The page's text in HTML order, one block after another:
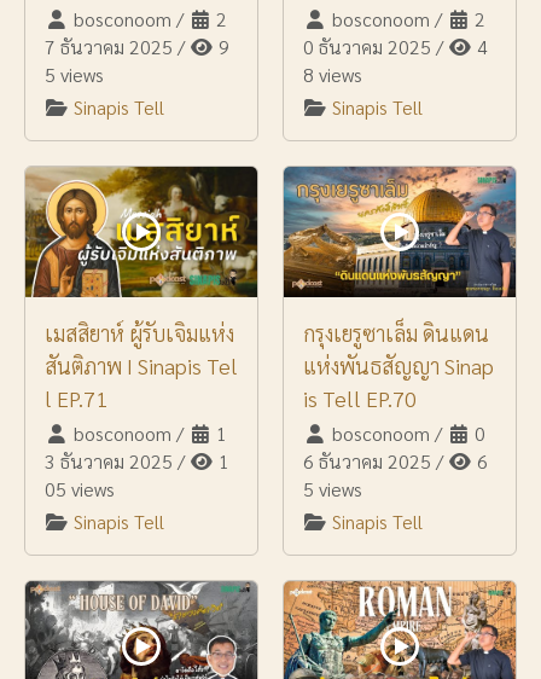
bosconoom /
2
7 ธันวาคม 2025 /
9
5 views
Sinapis Tell
bosconoom /
2
0 ธันวาคม 2025 /
4
8 views
Sinapis Tell
เมสสิยาห์ ผู้รับเจิมแห่ง
สันติภาพ I Sinapis Tel
l EP.71
bosconoom /
1
3 ธันวาคม 2025 /
1
05 views
Sinapis Tell
กรุงเยรูซาเล็ม ดินแดน
แห่งพันธสัญญา Sinap
is Tell EP.70
bosconoom /
0
6 ธันวาคม 2025 /
6
5 views
Sinapis Tell